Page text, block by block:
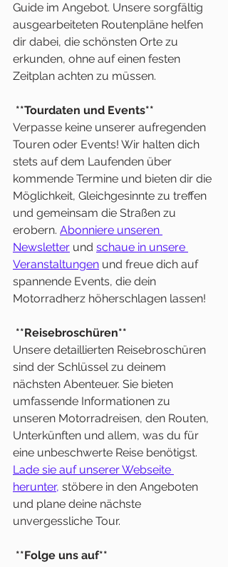
Guide im Angebot. Unsere sorgfältig
ausgearbeiteten Routenpläne helfen
dir dabei, die schönsten Orte zu
erkunden, ohne auf einen festen
Zeitplan achten zu müssen.
**Tourdaten und Events**
Verpasse keine unserer aufregenden
Touren oder Events! Wir halten dich
stets auf dem Laufenden über
kommende Termine und bieten dir die
Möglichkeit, Gleichgesinnte zu treffen
und gemeinsam die Straßen zu
erobern. Abonniere unseren
Newsletter und schaue in unsere
Veranstaltungen und freue dich auf
spannende Events, die dein
Motorradherz höherschlagen lassen!
**Reisebroschüren**
Unsere detaillierten Reisebroschüren
sind der Schlüssel zu deinem
nächsten Abenteuer. Sie bieten
umfassende Informationen zu
unseren Motorradreisen, den Routen,
Unterkünften und allem, was du für
eine unbeschwerte Reise benötigst.
Lade sie auf unserer Webseite
herunter, stöbere in den Angeboten
und plane deine nächste
unvergessliche Tour.
**Folge uns auf**